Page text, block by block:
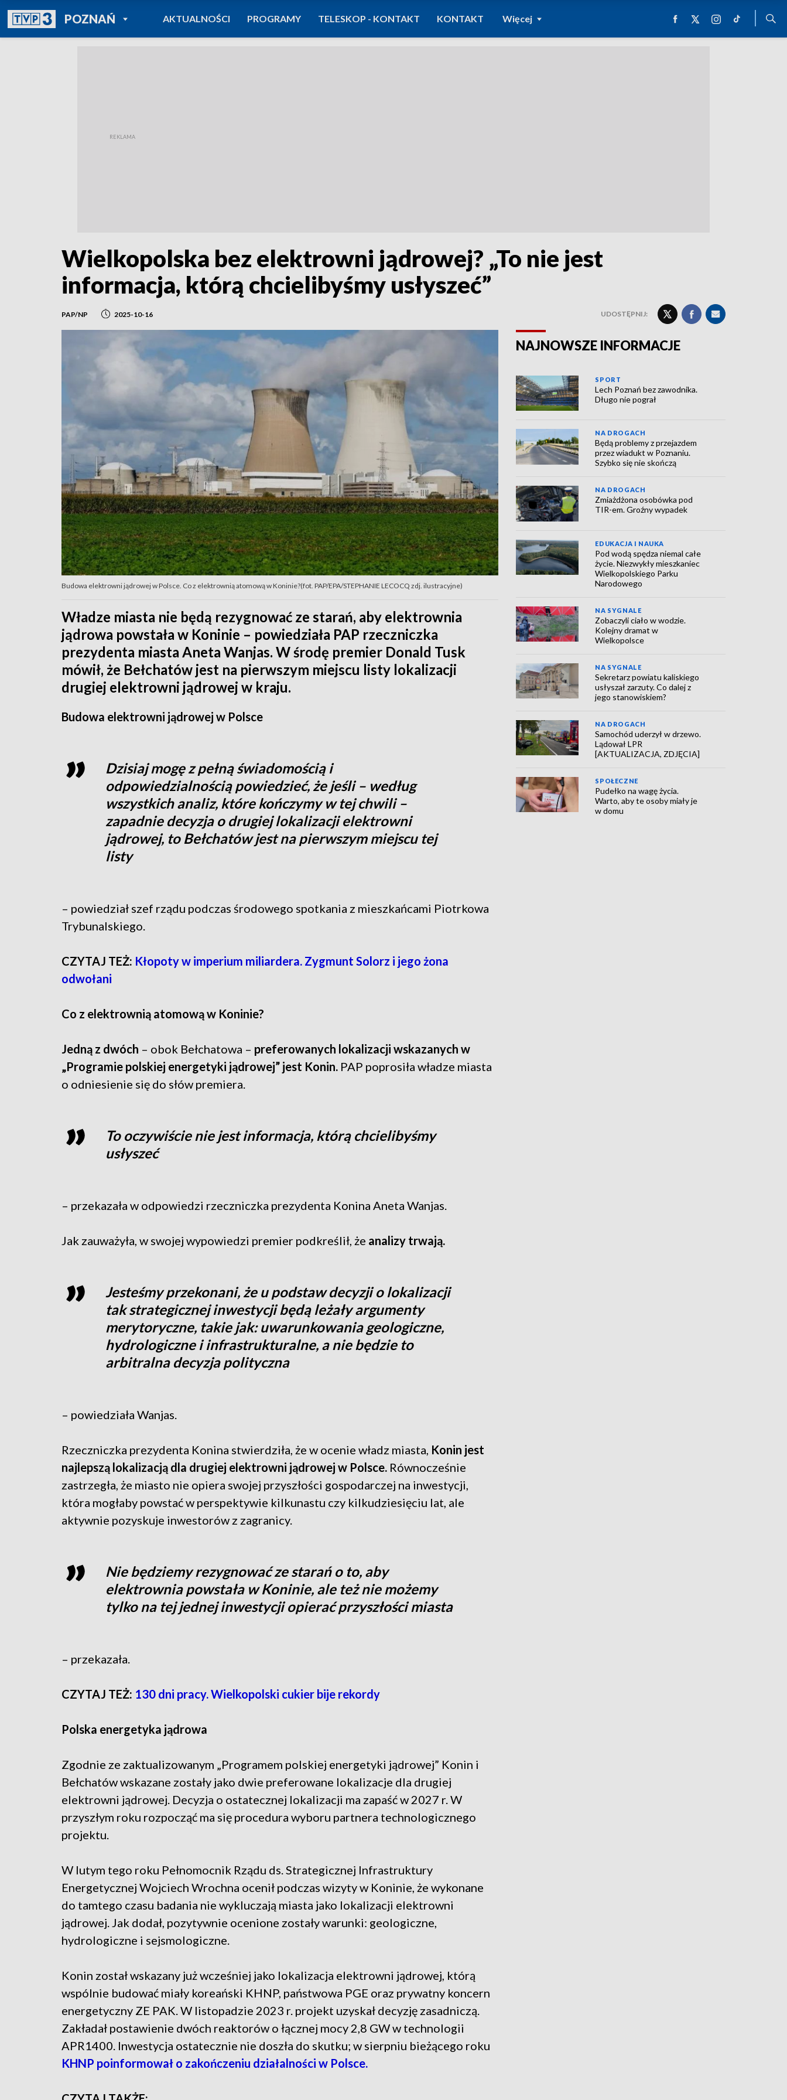
POZNAŃPOWRÓT DO
TVP REGIONY
AKTUALNOŚCI PROGRAMY TELESKOP - KONTAKT KONTAKT Więcej
Wielkopolska bez elektrowni jądrowej? „To nie jest
informacja, którą chcielibyśmy usłyszeć”
PAP/NP 2025-10-16 UDOSTĘPNIJ:
Budowa elektrowni jądrowej w Polsce. Co z elektrownią atomową w Koninie?(fot. PAP/EPA/STEPHANIE LECOCQ zdj. ilustracyjne)
Władze miasta nie będą rezygnować ze starań, aby elektrownia
jądrowa powstała w Koninie – powiedziała PAP rzeczniczka
prezydenta miasta Aneta Wanjas. W środę premier Donald Tusk
mówił, że Bełchatów jest na pierwszym miejscu listy lokalizacji
drugiej elektrowni jądrowej w kraju.
Budowa elektrowni jądrowej w Polsce
Dzisiaj mogę z pełną świadomością i
odpowiedzialnością powiedzieć, że jeśli – według
wszystkich analiz, które kończymy w tej chwili –
zapadnie decyzja o drugiej lokalizacji elektrowni
jądrowej, to Bełchatów jest na pierwszym miejscu tej
listy
– powiedział szef rządu podczas środowego spotkania z mieszkańcami Piotrkowa
Trybunalskiego.
CZYTAJ TEŻ: Kłopoty w imperium miliardera. Zygmunt Solorz i jego żona
odwołani
Co z elektrownią atomową w Koninie?
Jedną z dwóch – obok Bełchatowa – preferowanych lokalizacji wskazanych w
„Programie polskiej energetyki jądrowej” jest Konin. PAP poprosiła władze miasta
o odniesienie się do słów premiera.
To oczywiście nie jest informacja, którą chcielibyśmy
usłyszeć
– przekazała w odpowiedzi rzeczniczka prezydenta Konina Aneta Wanjas.
Jak zauważyła, w swojej wypowiedzi premier podkreślił, że analizy trwają.
Jesteśmy przekonani, że u podstaw decyzji o lokalizacji
tak strategicznej inwestycji będą leżały argumenty
merytoryczne, takie jak: uwarunkowania geologiczne,
hydrologiczne i infrastrukturalne, a nie będzie to
arbitralna decyzja polityczna
– powiedziała Wanjas.
Rzeczniczka prezydenta Konina stwierdziła, że w ocenie władz miasta, Konin jest
najlepszą lokalizacją dla drugiej elektrowni jądrowej w Polsce. Równocześnie
zastrzegła, że miasto nie opiera swojej przyszłości gospodarczej na inwestycji,
która mogłaby powstać w perspektywie kilkunastu czy kilkudziesięciu lat, ale
aktywnie pozyskuje inwestorów z zagranicy.
Nie będziemy rezygnować ze starań o to, aby
elektrownia powstała w Koninie, ale też nie możemy
tylko na tej jednej inwestycji opierać przyszłości miasta
– przekazała.
CZYTAJ TEŻ: 130 dni pracy. Wielkopolski cukier bije rekordy
Polska energetyka jądrowa
Zgodnie ze zaktualizowanym „Programem polskiej energetyki jądrowej” Konin i
Bełchatów wskazane zostały jako dwie preferowane lokalizacje dla drugiej
elektrowni jądrowej. Decyzja o ostatecznej lokalizacji ma zapaść w 2027 r. W
przyszłym roku rozpocząć ma się procedura wyboru partnera technologicznego
projektu.
W lutym tego roku Pełnomocnik Rządu ds. Strategicznej Infrastruktury
Energetycznej Wojciech Wrochna ocenił podczas wizyty w Koninie, że wykonane
do tamtego czasu badania nie wykluczają miasta jako lokalizacji elektrowni
jądrowej. Jak dodał, pozytywnie ocenione zostały warunki: geologiczne,
hydrologiczne i sejsmologiczne.
Konin został wskazany już wcześniej jako lokalizacja elektrowni jądrowej, którą
wspólnie budować miały koreański KHNP, państwowa PGE oraz prywatny koncern
energetyczny ZE PAK. W listopadzie 2023 r. projekt uzyskał decyzję zasadniczą.
Zakładał postawienie dwóch reaktorów o łącznej mocy 2,8 GW w technologii
APR1400. Inwestycja ostatecznie nie doszła do skutku; w sierpniu bieżącego roku
KHNP poinformował o zakończeniu działalności w Polsce.
NAJNOWSZE INFORMACJE
SPORT
Lech Poznań bez zawodnika.
Długo nie pograł
NA DROGACH
Będą problemy z przejazdem
przez wiadukt w Poznaniu.
Szybko się nie skończą
NA DROGACH
Zmiażdżona osobówka pod
TIR-em. Groźny wypadek
EDUKACJA I NAUKA
Pod wodą spędza niemal całe
życie. Niezwykły mieszkaniec
Wielkopolskiego Parku
Narodowego
NA SYGNALE
Zobaczyli ciało w wodzie.
Kolejny dramat w
Wielkopolsce
NA SYGNALE
Sekretarz powiatu kaliskiego
usłyszał zarzuty. Co dalej z
jego stanowiskiem?
NA DROGACH
Samochód uderzył w drzewo.
Lądował LPR
[AKTUALIZACJA, ZDJĘCIA]
SPOŁECZNE
Pudełko na wagę życia.
Warto, aby te osoby miały je
w domu